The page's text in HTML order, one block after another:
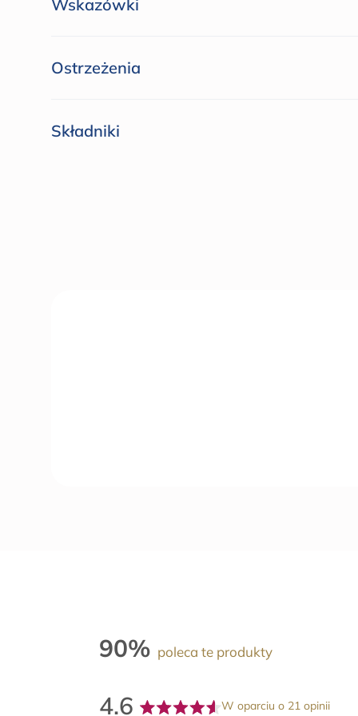
Wskazówki
Ostrzeżenia
Składniki
90% poleca te produkty
4.6 W oparciu o 21 opinii